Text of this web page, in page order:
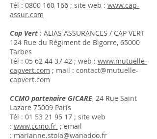
Tél : 0800 160 166 ; site web : www.cap-
assur.com
Cap Vert : ALIAS ASSURANCES / CAP VERT
124 Rue du Régiment de Bigorre, 65000
Tarbes
Tél : 05 62 44 37 42 ; web : www.mutuelle-
capvert.com ; mail : contact@mutuelle-
capvert.com
CCMO partenaire GICARE, 24 Rue Saint
Lazare 75009 Paris
Tél : 01 53 21 95 17 ; site web
: www.ccmo.fr ; email
: marianne.stoia@wanadoo.fr